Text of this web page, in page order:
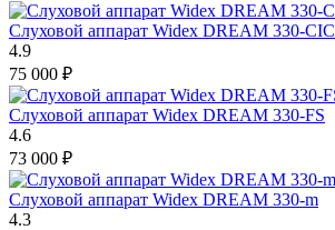
Слуховой аппарат Widex DREAM 330-CIC
4.9
75 000 ₽
Слуховой аппарат Widex DREAM 330-FS
4.6
73 000 ₽
Слуховой аппарат Widex DREAM 330-m
4.3